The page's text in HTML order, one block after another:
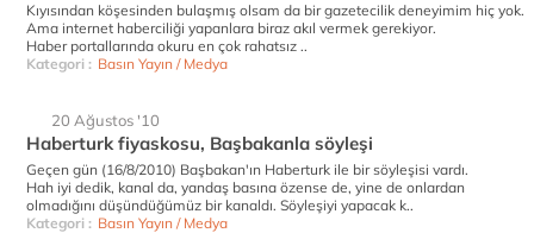
Kıyısından köşesinden bulaşmış olsam da bir gazetecilik deneyimim hiç yok.
Ama internet haberciliği yapanlara biraz akıl vermek gerekiyor.
Haber portallarında okuru en çok rahatsız ..
Kategori : Basın Yayın / Medya
20 Ağustos '10
Haberturk fiyaskosu, Başbakanla söyleşi
Geçen gün (16/8/2010) Başbakan'ın Haberturk ile bir söyleşisi vardı.
Hah iyi dedik, kanal da, yandaş basına özense de, yine de onlardan
olmadığını düşündüğümüz bir kanaldı. Söyleşiyi yapacak k..
Kategori : Basın Yayın / Medya